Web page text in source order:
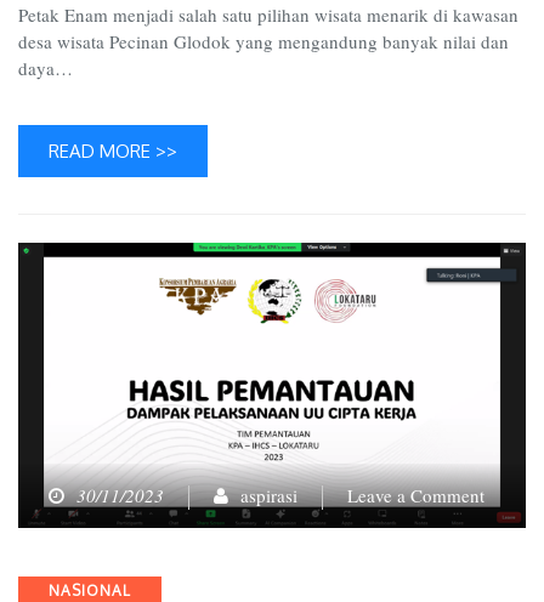
Petak Enam menjadi salah satu pilihan wisata menarik di kawasan
desa wisata Pecinan Glodok yang mengandung banyak nilai dan
daya…
READ MORE >>
30/11/2023 aspirasi Leave a Commenton
Categories
NASIONAL